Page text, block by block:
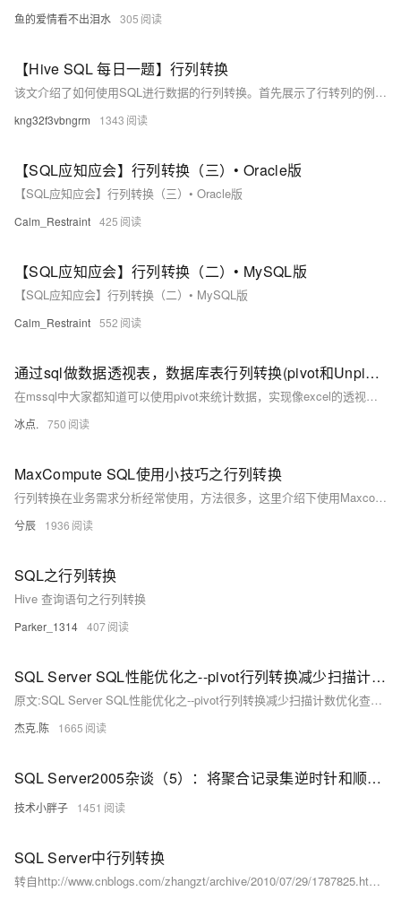
鱼的爱情看不出泪水 305
【Hive SQL 每日一题】行列转换
该文介绍了如何使用SQL进行数据的行列转换。首先展示了行转列的例子，通过创建一个学生成绩表，利用`IF`和`SUM`函数按学生ID分组，将每个学生的各科成绩转换为独立列。然后，文章讲述了列转行的需求，利用`LATERAL VIEW`和`POSEXPLODE`将已转换的表格恢复为原始行格式，通过索引匹配过滤笛卡尔积避免错误结果。此外，还提到了使用`UNION ALL`的另一种列转行方法。
kng32f3vbngrm 1343
【SQL应知应会】行列转换（三）• Oracle版
【SQL应知应会】行列转换（三）• Oracle版
Calm_Restraint 425
【SQL应知应会】行列转换（二）• MySQL版
【SQL应知应会】行列转换（二）• MySQL版
Calm_Restraint 552
通过sql做数据透视表，数据库表行列转换(pivot和Unpivot用法)（一）
在mssql中大家都知道可以使用pivot来统计数据，实现像excel的透视表功能 一、MSsqlserver中我们通常的用法
冰点. 750
MaxCompute SQL使用小技巧之行列转换
行列转换在业务需求分析经常使用，方法很多，这里介绍下使用Maxcomputer内置函数进行转换
兮辰 1936
SQL之行列转换
Hive 查询语句之行列转换
Parker_1314 407
SQL Server SQL性能优化之--pivot行列转换减少扫描计数优化查询语句
原文:SQL Server SQL性能优化之--pivot行列转换减少扫描计数优化查询语句 原文出处：http://www.cnblogs.com/wy123/p/5933734.html 先看常用的一种表结构设计方式： 那么可能会遇到一种典型的查询方式，主子表关联，查询子表中的某些（或者全部）Key点对应的Value，横向显示（也即以行的方式显示） 这种查询方式很明显的一个却显示多次对字表查询（暂时抛开索引） 相比这种查询方式很多人都遇到过，如果子表是配置信息之类的小表的话，问题不大，如果字表数据量较大，可能就会有影响了。
杰克.陈 1665
SQL Server2005杂谈（5）：将聚合记录集逆时针和顺时针旋转90度（行列互换）
技术小胖子 1451
SQL Server中行列转换
转自http://www.cnblogs.com/zhangzt/archive/2010/07/29/1787825.htmlSQL Server中行列转换 Pivot UnPivot PIVOT用于将列值旋转为列名（即行转列），在SQL Server 2000可以用聚合函数配合CAS...